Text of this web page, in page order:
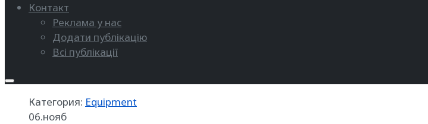
Контакт
Реклама у нас
Додати публікацію
Всі публікації
Категория: Equipment
06.нояб